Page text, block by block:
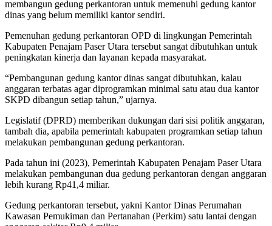
membangun gedung perkantoran untuk memenuhi gedung kantor
dinas yang belum memiliki kantor sendiri.
Pemenuhan gedung perkantoran OPD di lingkungan Pemerintah
Kabupaten Penajam Paser Utara tersebut sangat dibutuhkan untuk
peningkatan kinerja dan layanan kepada masyarakat.
“Pembangunan gedung kantor dinas sangat dibutuhkan, kalau
anggaran terbatas agar diprogramkan minimal satu atau dua kantor
SKPD dibangun setiap tahun,” ujarnya.
Legislatif (DPRD) memberikan dukungan dari sisi politik anggaran,
tambah dia, apabila pemerintah kabupaten programkan setiap tahun
melakukan pembangunan gedung perkantoran.
Pada tahun ini (2023), Pemerintah Kabupaten Penajam Paser Utara
melakukan pembangunan dua gedung perkantoran dengan anggaran
lebih kurang Rp41,4 miliar.
Gedung perkantoran tersebut, yakni Kantor Dinas Perumahan
Kawasan Pemukiman dan Pertanahan (Perkim) satu lantai dengan